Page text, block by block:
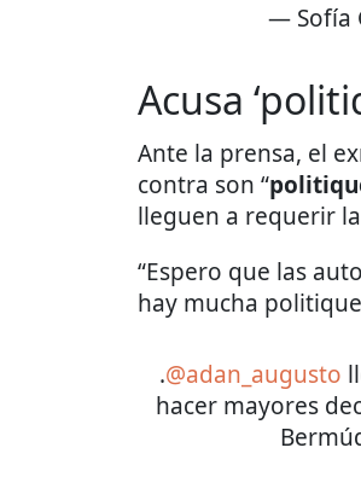
— Sofía
Acusa
Ante la prensa, el
contra son “
lleguen a requerir
“Espero que las
hay mucha
.@adan_augusto
hacer mayores